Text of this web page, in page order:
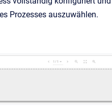
Prozesses auszuwählen.